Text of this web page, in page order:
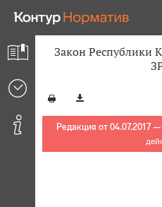
Закон Республики
Редакция от 04.07.2017